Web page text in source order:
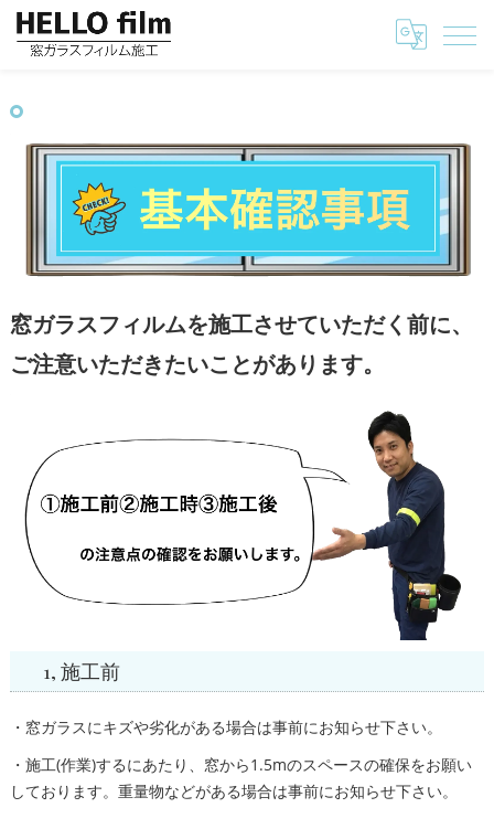
埼玉の窓ガラスフィルムはHELLO film フィルム施工の確認事項
窓ガラスフィルムを施工させていただく前に、
ご注意いただきたいことがあります。
1, 施工前
・窓ガラスにキズや劣化がある場合は事前にお知らせ下さい。
・施工(作業)するにあたり、窓から1.5mのスペースの確保をお願い
しております。重量物などがある場合は事前にお知らせ下さい。